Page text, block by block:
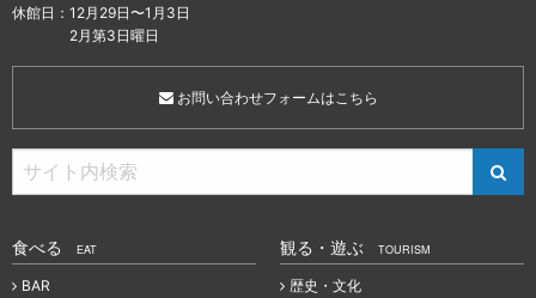
休館日：12月29日〜1月3日
2月第3日曜日
お問い合わせフォームはこちら
食べる EAT
BAR
観る・遊ぶ TOURISM
歴史・文化